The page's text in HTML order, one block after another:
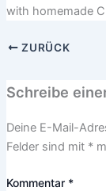
with homemade
ZURÜCK
Schreibe
Deine E-Mail-
Felder sind mit *
Kommentar *